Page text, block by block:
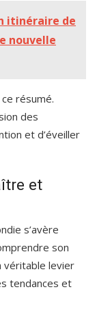
itinéraire de
nouvelle
résumé.
des
et d’éveiller
et
s’avère
son
véritable levier
tendances et